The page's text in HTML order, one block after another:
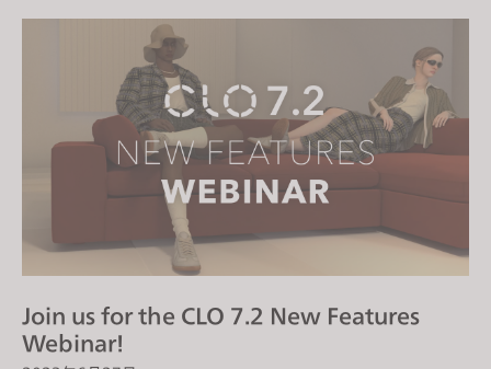
Join us for the CLO 7.2 New Features
Webinar!